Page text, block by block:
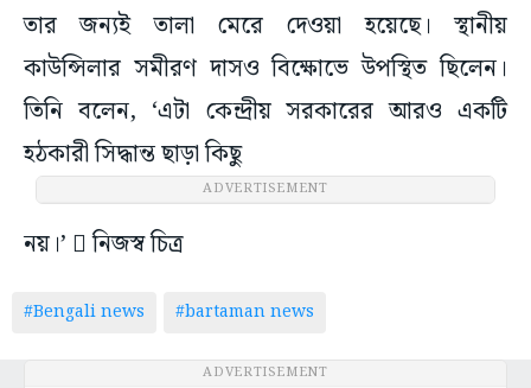
তার জন্যই তালা মেরে দেওয়া হয়েছে। স্থানীয়
কাউন্সিলার সমীরণ দাসও বিক্ষোভে উপস্থিত ছিলেন।
তিনি বলেন, ‘এটা কেন্দ্রীয় সরকারের আরও একটি
হঠকারী সিদ্ধান্ত ছাড়া কিছু
ADVERTISEMENT
নয়।’  নিজস্ব চিত্র
#Bengali news #bartaman news
ADVERTISEMENT